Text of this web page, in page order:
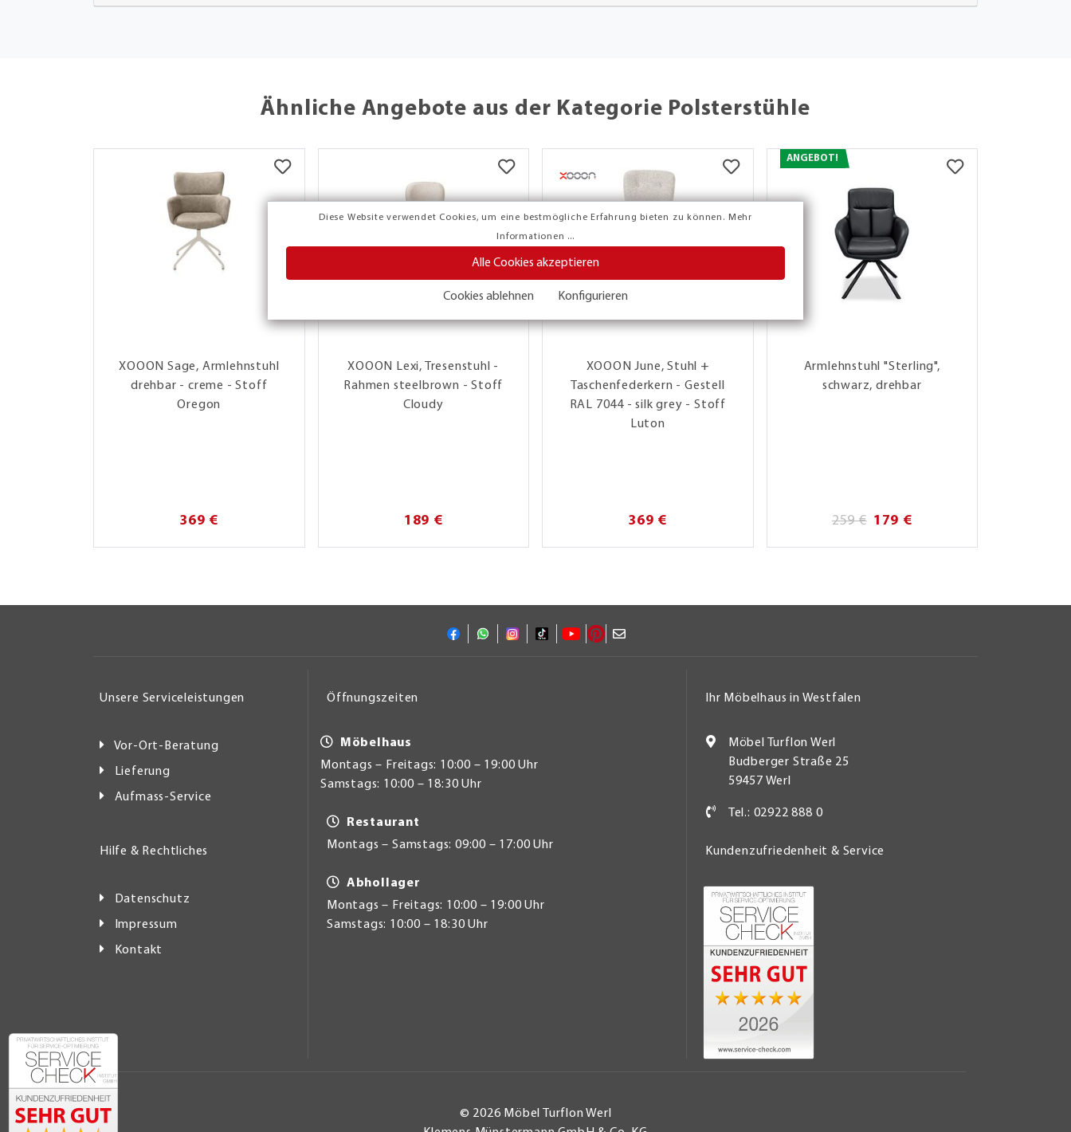
Diese Website verwendet Cookies, um eine bestmögliche Erfahrung bieten zu können. Mehr
Informationen ...
Alle Cookies akzeptieren
Cookies ablehnen Konfigurieren
Ähnliche Angebote aus der Kategorie Polsterstühle
XOOON Sage, Armlehnstuhl
drehbar - creme - Stoff
Oregon
369 €
XOOON Lexi, Tresenstuhl -
Rahmen steelbrown - Stoff
Cloudy
189 €
XOOON June, Stuhl +
Taschenfederkern - Gestell
RAL 7044 - silk grey - Stoff
Luton
369 €
ANGEBOT!
Armlehnstuhl "Sterling",
schwarz, drehbar
259 € 179 €
Unsere Serviceleistungen
Vor-Ort-Beratung
Lieferung
Aufmass-Service
Hilfe & Rechtliches
Datenschutz
Impressum
Kontakt
Öffnungszeiten
Möbelhaus
Montags – Freitags: 10:00 – 19:00 Uhr
Samstags: 10:00 – 18:30 Uhr
Restaurant
Montags – Samstags: 09:00 – 17:00 Uhr
Abhollager
Montags – Freitags: 10:00 – 19:00 Uhr
Samstags: 10:00 – 18:30 Uhr
Ihr Möbelhaus in Westfalen
Möbel Turflon Werl
Budberger Straße 25
59457 Werl
Tel.: 02922 888 0
Kundenzufriedenheit & Service
© 2026 Möbel Turflon Werl